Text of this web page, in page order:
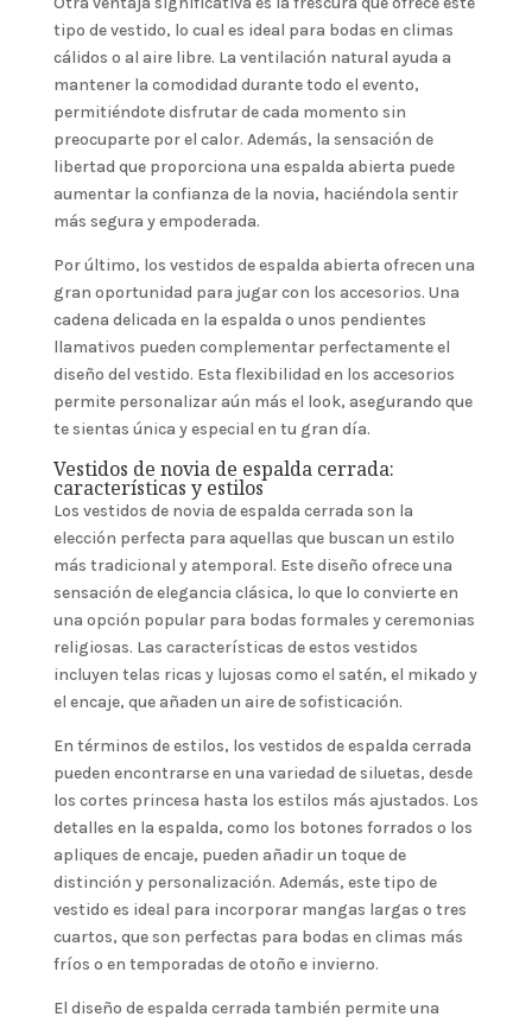
tipo de vestido, lo cual es ideal para bodas en climas
cálidos o al aire libre. La ventilación natural ayuda a
mantener la comodidad durante todo el evento,
permitiéndote disfrutar de cada momento sin
preocuparte por el calor. Además, la sensación de
libertad que proporciona una espalda abierta puede
aumentar la confianza de la novia, haciéndola sentir
más segura y empoderada.
Por último, los vestidos de espalda abierta ofrecen una
gran oportunidad para jugar con los accesorios. Una
cadena delicada en la espalda o unos pendientes
llamativos pueden complementar perfectamente el
diseño del vestido. Esta flexibilidad en los accesorios
permite personalizar aún más el look, asegurando que
te sientas única y especial en tu gran día.
Vestidos de novia de espalda cerrada:
características y estilos
Los vestidos de novia de espalda cerrada son la
elección perfecta para aquellas que buscan un estilo
más tradicional y atemporal. Este diseño ofrece una
sensación de elegancia clásica, lo que lo convierte en
una opción popular para bodas formales y ceremonias
religiosas. Las características de estos vestidos
incluyen telas ricas y lujosas como el satén, el mikado y
el encaje, que añaden un aire de sofisticación.
En términos de estilos, los vestidos de espalda cerrada
pueden encontrarse en una variedad de siluetas, desde
los cortes princesa hasta los estilos más ajustados. Los
detalles en la espalda, como los botones forrados o los
apliques de encaje, pueden añadir un toque de
distinción y personalización. Además, este tipo de
vestido es ideal para incorporar mangas largas o tres
cuartos, que son perfectas para bodas en climas más
fríos o en temporadas de otoño e invierno.
El diseño de espalda cerrada también permite una